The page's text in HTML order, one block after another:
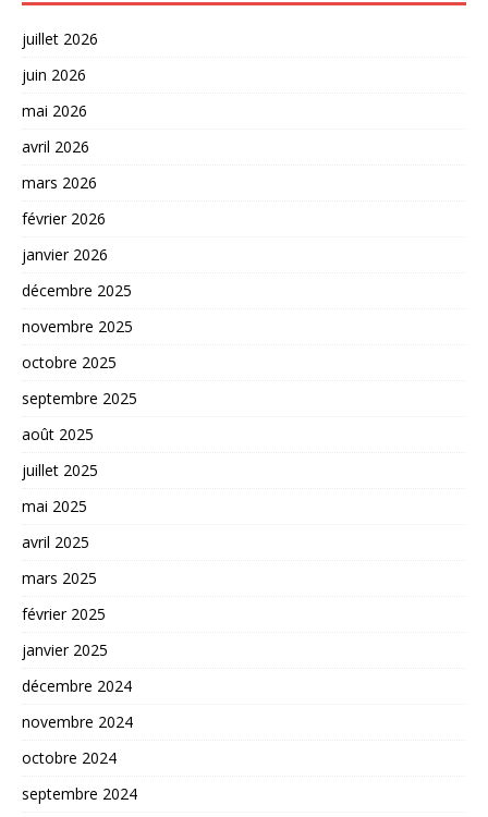
juillet 2026
juin 2026
mai 2026
avril 2026
mars 2026
février 2026
janvier 2026
décembre 2025
novembre 2025
octobre 2025
septembre 2025
août 2025
juillet 2025
mai 2025
avril 2025
mars 2025
février 2025
janvier 2025
décembre 2024
novembre 2024
octobre 2024
septembre 2024